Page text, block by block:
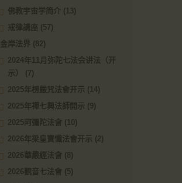
佛教宇宙学简介 (13)
戒律講座 (57)
金岸法界 (82)
2024年11月弥陀七法会讲法（开
示）
(7)
2025年楞嚴咒法會开示 (14)
2025年禪七興法師開示 (9)
2025阿彌陀法會 (10)
2026年梁皇寶懺法會开示 (2)
2026華嚴經法會 (8)
2026觀音七法會 (5)